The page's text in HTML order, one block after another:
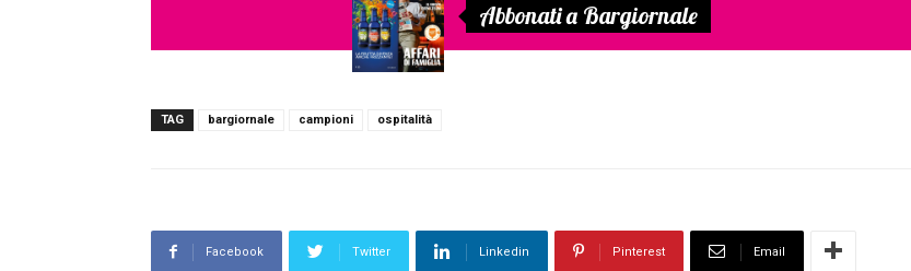
Abbonati a Bargiornale
TAG bargiornale campioni ospitalità
Facebook Twitter Linkedin Pinterest Email